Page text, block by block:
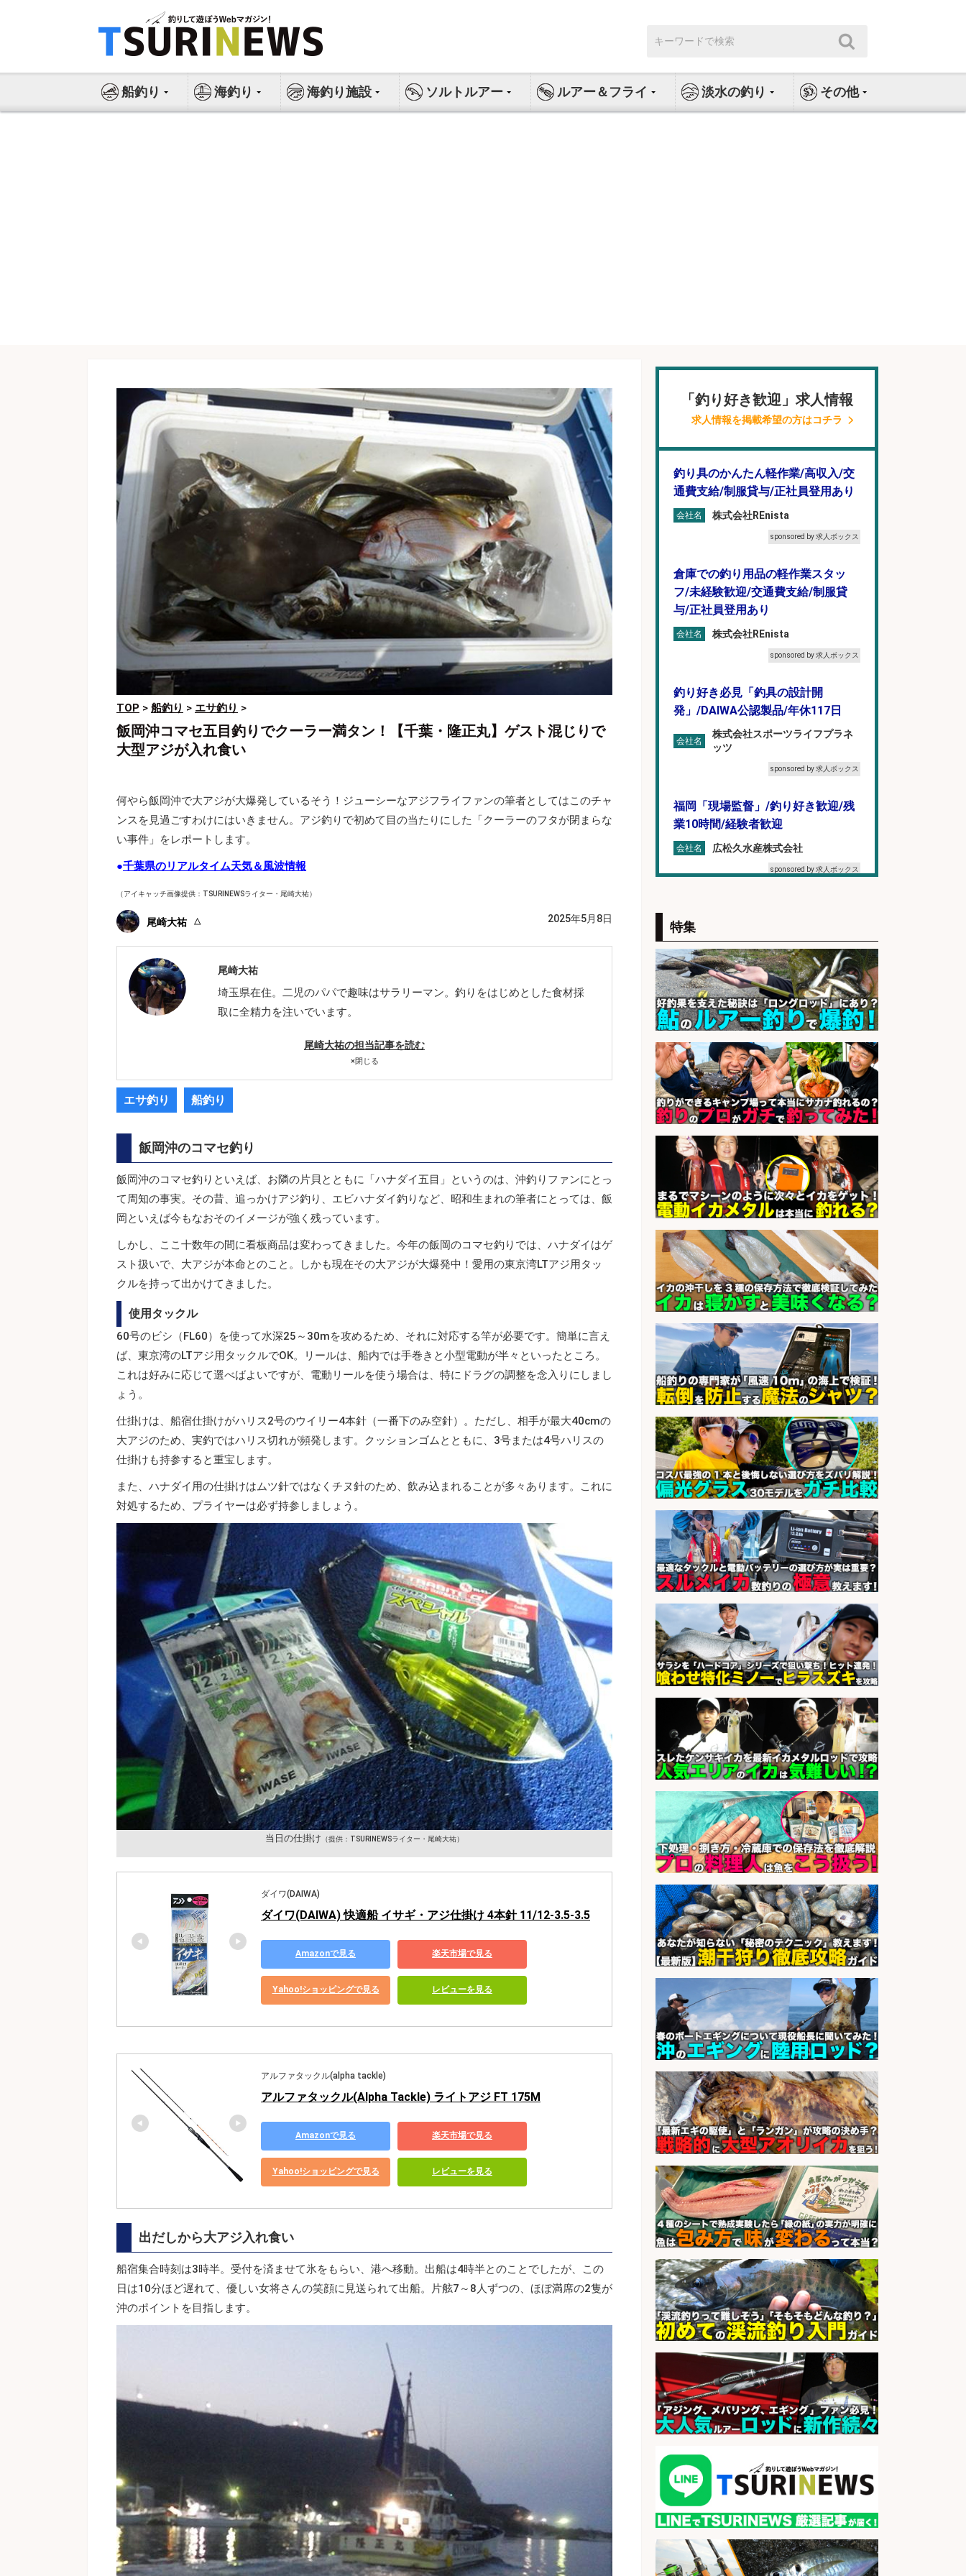
ス
索:
船釣り 海釣り 海釣り施設 ソルトルアー ルアー＆フライ 淡水の釣り その他
TOP > 船釣り > エサ釣り >
飯岡沖コマセ五目釣りでクーラー満タン！【千葉・隆正丸】ゲスト混じりで
大型アジが入れ食い
何やら飯岡沖で大アジが大爆発しているそう！ジューシーなアジフライファンの筆者としてはこのチャ
ンスを見過ごすわけにはいきません。アジ釣りで初めて目の当たりにした「クーラーのフタが閉まらな
い事件」をレポートします。
●千葉県のリアルタイム天気＆風波情報
（アイキャッチ画像提供：TSURINEWSライター・尾崎大祐）
尾崎大祐 2025年5月8日
尾崎大祐
埼玉県在住。二児のパパで趣味はサラリーマン。釣りをはじめとした食材採
取に全精力を注いでいます。
尾崎大祐の担当記事を読む
×閉じる
エサ釣り 船釣り
飯岡沖のコマセ釣り
飯岡沖のコマセ釣りといえば、お隣の片貝とともに「ハナダイ五目」というのは、沖釣りファンにとっ
て周知の事実。その昔、追っかけアジ釣り、エビハナダイ釣りなど、昭和生まれの筆者にとっては、飯
岡といえば今もなおそのイメージが強く残っています。
しかし、ここ十数年の間に看板商品は変わってきました。今年の飯岡のコマセ釣りでは、ハナダイはゲ
スト扱いで、大アジが本命とのこと。しかも現在その大アジが大爆発中！愛用の東京湾LTアジ用タッ
クルを持って出かけてきました。
使用タックル
60号のビシ（FL60）を使って水深25～30mを攻めるため、それに対応する竿が必要です。簡単に言え
ば、東京湾のLTアジ用タックルでOK。リールは、船内では手巻きと小型電動が半々といったところ。
これは好みに応じて選べばよいですが、電動リールを使う場合は、特にドラグの調整を念入りにしまし
ょう。
仕掛けは、船宿仕掛けがハリス2号のウイリー4本針（一番下のみ空針）。ただし、相手が最大40cmの
大アジのため、実釣ではハリス切れが頻発します。クッションゴムとともに、3号または4号ハリスの
仕掛けも持参すると重宝します。
また、ハナダイ用の仕掛けはムツ針ではなくチヌ針のため、飲み込まれることが多々あります。これに
対処するため、プライヤーは必ず持参しましょう。
当日の仕掛け （提供：TSURINEWSライター・尾崎大祐）
ダイワ(DAIWA)
ダイワ(DAIWA) 快適船 イサギ・アジ仕掛け 4本針 11/12-3.5-3.5
Amazonで見る 楽天市場で見る
Yahoo!ショッピングで見る レビューを見る
アルファタックル(alpha tackle)
アルファタックル(Alpha Tackle) ライトアジ FT 175M
Amazonで見る 楽天市場で見る
Yahoo!ショッピングで見る レビューを見る
出だしから大アジ入れ食い
船宿集合時刻は3時半。受付を済ませて氷をもらい、港へ移動。出船は4時半とのことでしたが、この
日は10分ほど遅れて、優しい女将さんの笑顔に見送られて出船。片舷7～8人ずつの、ほぼ満席の2隻が
沖のポイントを目指します。
「釣り好き歓迎」求人情報
求人情報を掲載希望の方はコチラ
釣り具のかんたん軽作業/高収入/交
通費支給/制服貸与/正社員登用あり
会社名 株式会社REnista
sponsored by 求人ボックス
倉庫での釣り用品の軽作業スタッ
フ/未経験歓迎/交通費支給/制服貸
与/正社員登用あり
会社名 株式会社REnista
sponsored by 求人ボックス
釣り好き必見「釣具の設計開
発」/DAIWA公認製品/年休117日
会社名
株式会社スポーツライフプラネ
ッツ
sponsored by 求人ボックス
福岡「現場監督」/釣り好き歓迎/残
業10時間/経験者歓迎
会社名 広松久水産株式会社
sponsored by 求人ボックス
会社名
sponsored by 求人ボックス
釣り具のかんたん軽作業/高収入/交
通費支給/制服貸与/正社員登用あり
会社名 株式会社REnista
sponsored by 求人ボックス
レジ打ち/日払いOK/おさかなの三枚
おろし/新潟県/小千谷市
sponsored by 求人ボックス
和食, 居酒屋/キッチンスタッフ/天草
の魚と馬刺しの店 キッチンスタッフ
正社員募集
会社名
天草の魚と馬刺しの店 魚粋 天草
の魚と馬刺しの店 魚粋
sponsored by 求人ボックス
和食, 居酒屋/調理見習い・調理補助/
新鮮な魚料理×おでんの和食居酒屋
の若手スタッフ
会社名 サカナのハチベエ 矢場町店
sponsored by 求人ボックス
釣り具の部品製造、旋盤段取り、機
械作業
会社名 グローブライド株式会社
さらに求人情報を見る
特集